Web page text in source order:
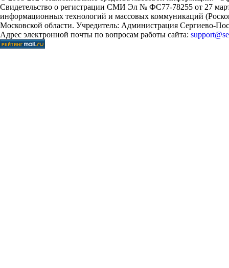
Свидетельство о регистрации СМИ Эл № ФС77-78255 от 27
информационных технологий и массовых коммуникаций
Московской области. Учредитель: Администрация Сергиево-
Адрес электронной почты по вопросам работы сайта: